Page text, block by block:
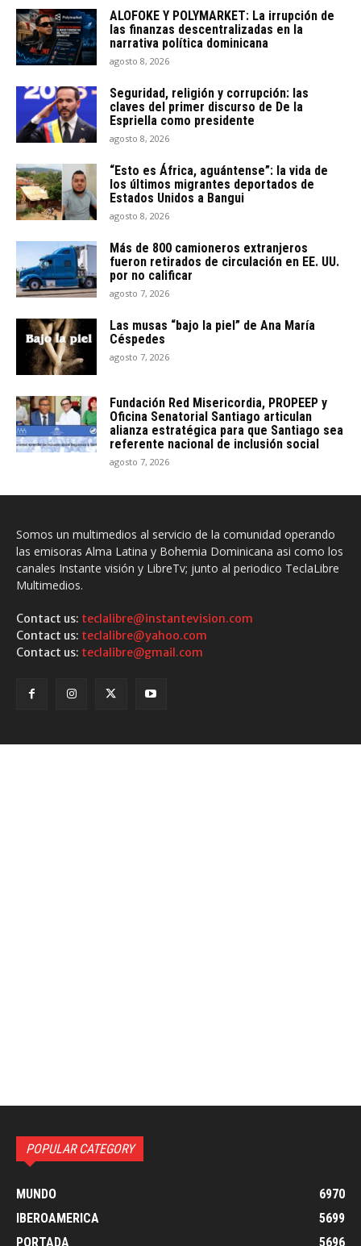
ALOFOKE Y POLYMARKET: La irrupción de
las finanzas descentralizadas en la
narrativa política dominicana
agosto 8, 2026
Seguridad, religión y corrupción: las
claves del primer discurso de De la
Espriella como presidente
agosto 8, 2026
“Esto es África, aguántense”: la vida de
los últimos migrantes deportados de
Estados Unidos a Bangui
agosto 8, 2026
Más de 800 camioneros extranjeros
fueron retirados de circulación en EE. UU.
por no calificar
agosto 7, 2026
Las musas “bajo la piel” de Ana María
Céspedes
agosto 7, 2026
Fundación Red Misericordia, PROPEEP y
Oficina Senatorial Santiago articulan
alianza estratégica para que Santiago sea
referente nacional de inclusión social
agosto 7, 2026
Somos un multimedios al servicio de la comunidad operando
las emisoras Alma Latina y Bohemia Dominicana asi como los
canales Instante visión y LibreTv; junto al periodico TeclaLibre
Multimedios.
Contact us: teclalibre@instantevision.com
Contact us: teclalibre@yahoo.com
Contact us: teclalibre@gmail.com
POPULAR CATEGORY
MUNDO
6970
IBEROAMERICA
5699
PORTADA
5696